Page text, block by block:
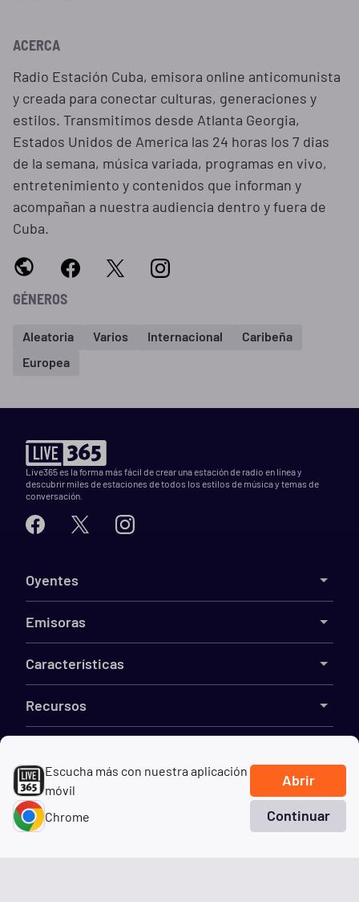
Escucha más con nuestra aplicación
móvil
Abrir
Chrome Continuar
ACERCA
Radio Estación Cuba, emisora online anticomunista
y creada para conectar culturas, generaciones y
estilos. Transmitimos desde Atlanta Georgia,
Estados Unidos de America las 24 horas los 7 dias
de la semana, música variada, programas en vivo,
entretenimiento y contenidos que informan y
acompañan a nuestra audiencia dentro y fuera de
Cuba.
GÉNEROS
Aleatoria Varios Internacional
Caribeña
Europea
Live365 es la forma más fácil de crear una estación de radio en línea y
descubrir miles de estaciones de todos los estilos de música y temas de
conversación.
Oyentes
Emisoras
Características
Recursos
©2026